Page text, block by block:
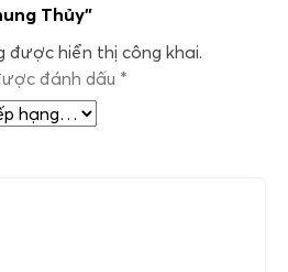
Thủy”
được hiển thị công khai.
đánh dấu *